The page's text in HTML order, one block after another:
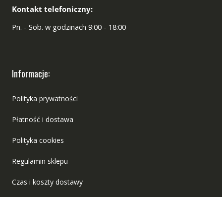
Kontakt telefoniczny:
Pn. - Sob. w godzinach 9:00 - 18:00
Informacje:
Polityka prywatności
Płatność i dostawa
Polityka cookies
Regulamin sklepu
Czas i koszty dostawy